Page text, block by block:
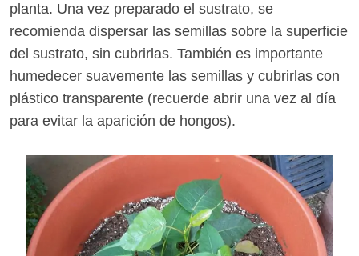
planta. Una vez preparado el sustrato, se
recomienda dispersar las semillas sobre la superficie
del sustrato, sin cubrirlas. También es importante
humedecer suavemente las semillas y cubrirlas con
plástico transparente (recuerde abrir una vez al día
para evitar la aparición de hongos).